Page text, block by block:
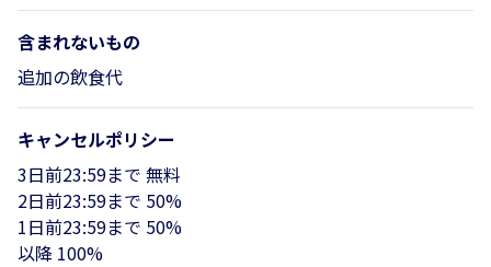
含まれないもの
追加の飲食代
キャンセルポリシー
3日前23:59まで 無料
2日前23:59まで 50%
1日前23:59まで 50%
以降 100%